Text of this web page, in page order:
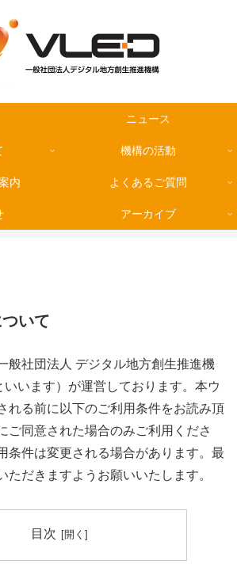
ニュース
機構の活動
内 よくあるご質問
アーカイブ
いて
般社団法人 デジタル地方創生推進機
います）が運営しております。本ウ
れる前に以下のご利用条件をお読み頂
ご同意された場合のみご利用くださ
条件は変更される場合があります。最
ただきますようお願いいたします。
目次